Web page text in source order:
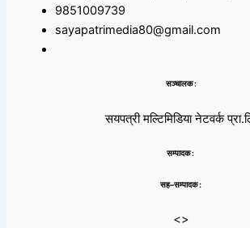
9851009739
sayapatrimedia80@gmail.com
सञ्चालक :
सयपत्री मल्टिमिडिया नेटवर्क
सम्पादक :
सह–सम्पादक :
<>